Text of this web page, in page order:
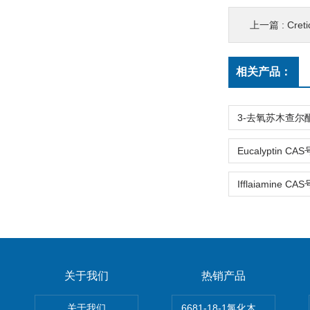
上一篇 :
相关产品：
关于我们 热销产品